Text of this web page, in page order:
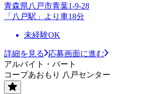
青森県八戸市青葉1-9-28
「八戸駅」より車18分
未経験OK
詳細を見る
応募画面に進む
アルバイト・パート
コープあおもり 八戸センター